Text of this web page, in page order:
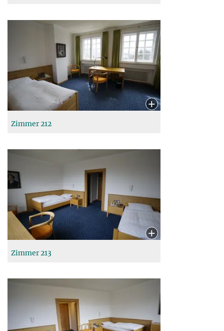
Zimmer 212
Zimmer 213